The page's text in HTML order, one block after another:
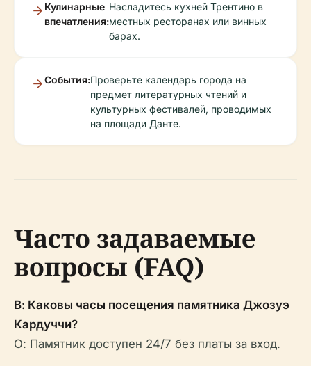
Кулинарные
впечатления:
Насладитесь кухней Трентино в
местных ресторанах или винных
барах.
События:Проверьте календарь города на
предмет литературных чтений и
культурных фестивалей, проводимых
на площади Данте.
Часто задаваемые
вопросы (FAQ)
В: Каковы часы посещения памятника Джозуэ
Кардуччи?
О: Памятник доступен 24/7 без платы за вход.